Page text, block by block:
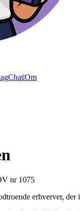
Chat|Om
nr 1075
erhverver,